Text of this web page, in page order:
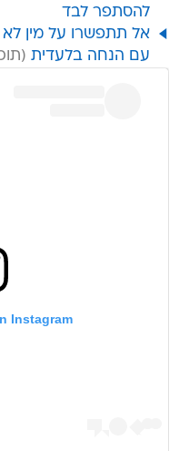
להסתפר לבד
אל תתפשרו על מין
עם הנחה בלעדית
Instagram